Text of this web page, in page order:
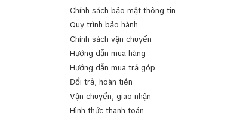
Chính sách bảo mật thông tin
Quy trình bảo hành
Chính sách vận chuyển
Hướng dẫn mua hàng
Hướng dẫn mua trả góp
Đổi trả, hoàn tiền
Vận chuyển, giao nhận
Hình thức thanh toán